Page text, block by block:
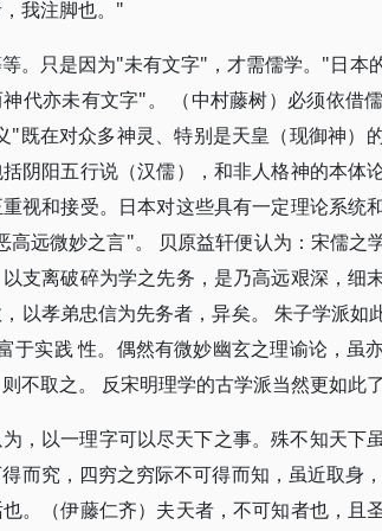
我注脚也。"
。只是因为"未有文字"，才需儒学。"日本
代亦未有文字"。 （中村藤树）必须依借
"既在对众多神灵、特别是天皇（现御神）
阴阳五行说（汉儒），和非人格神的本体
视和接受。日本对这些具有一定理论系统
高远微妙之言"。 贝原益轩便认为：宋儒之
支离破碎为学之先务，是乃高远艰深，细
以孝弟忠信为先务者，异矣。 朱子学派
于实践 性。偶然有微妙幽玄之理谕论，虽
不取之。 反宋明理学的古学派当然更如此
，以一理字可以尽天下之事。殊不知天下
而究，四穷之穷际不可得而知，虽近取身
。（伊藤仁齐）夫天者，不可知者也，且